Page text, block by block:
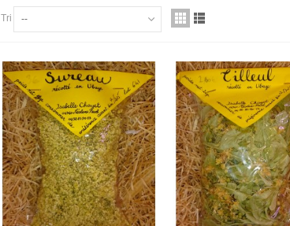
NOS
PRODUITS
LOCAUX
JUSQUE CHEZ VOUS
Tri --